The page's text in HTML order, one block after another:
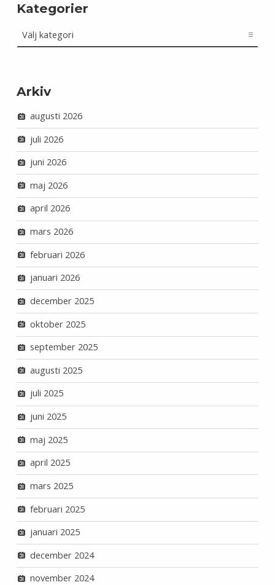
Kategorier
Arkiv
augusti 2026
juli 2026
juni 2026
maj 2026
april 2026
mars 2026
februari 2026
januari 2026
december 2025
oktober 2025
september 2025
augusti 2025
juli 2025
juni 2025
maj 2025
april 2025
mars 2025
februari 2025
januari 2025
december 2024
november 2024